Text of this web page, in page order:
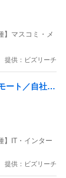
】マスコミ・メ
提供：ビズリーチ
ート／自社サ
するBXデ
】IT・インター
提供：ビズリーチ